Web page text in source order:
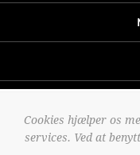
Copyright © 2026
Cookies hjælper os
services. Ved at